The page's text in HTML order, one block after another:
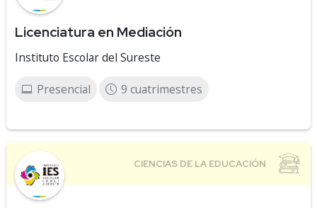
Licenciatura en Mediación
Instituto Escolar del Sureste
Presencial 9 cuatrimestres